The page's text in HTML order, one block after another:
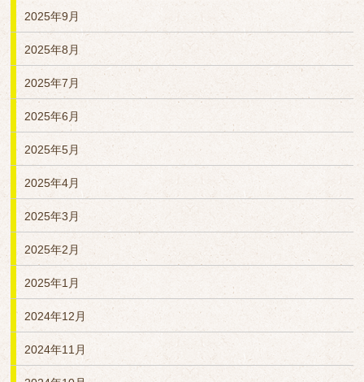
2025年9月
2025年8月
2025年7月
2025年6月
2025年5月
2025年4月
2025年3月
2025年2月
2025年1月
2024年12月
2024年11月